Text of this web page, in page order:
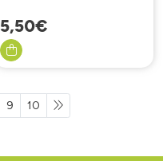
5,50€
9 10